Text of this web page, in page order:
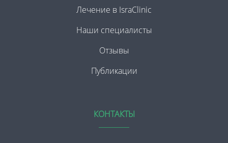
Лечение в IsraClinic
Наши специалисты
Отзывы
Публикации
КОНТАКТЫ